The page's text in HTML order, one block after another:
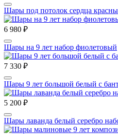
Шары под потолок сердца
6 980 ₽
Шары на 9 лет набор фиолетовый
7 330 ₽
Шары 9 лет большой белый с
5 200 ₽
Шары лаванда белый серебро